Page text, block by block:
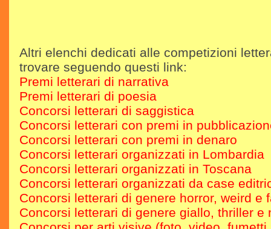
Altri elenchi dedicati alle competizioni
trovare seguendo questi link:
Premi letterari di narrativa
Premi letterari di poesia
Concorsi letterari di saggistica
Concorsi letterari con premi in
Concorsi letterari con premi in denaro
Concorsi letterari organizzati in Lombardia
Concorsi letterari organizzati in Toscana
Concorsi letterari organizzati da case
Concorsi letterari di genere horror, weird e
Concorsi letterari di genere giallo, thriller e